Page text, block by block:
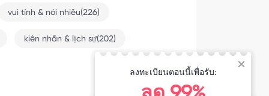
vui tính & nói nhiều(226)
kiên nhẫn & lịch sự(202)
3-24 11:08
ลงทะเบียนตอนนี้เพื่อรับ: